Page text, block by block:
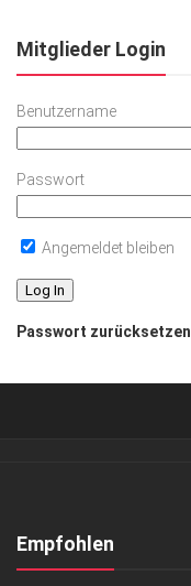
Mitglieder Login
Benutzername
Passwort
Angemeldet bleiben
Passwort zurücksetzen
Kontakt, Impressum
Empfohlen